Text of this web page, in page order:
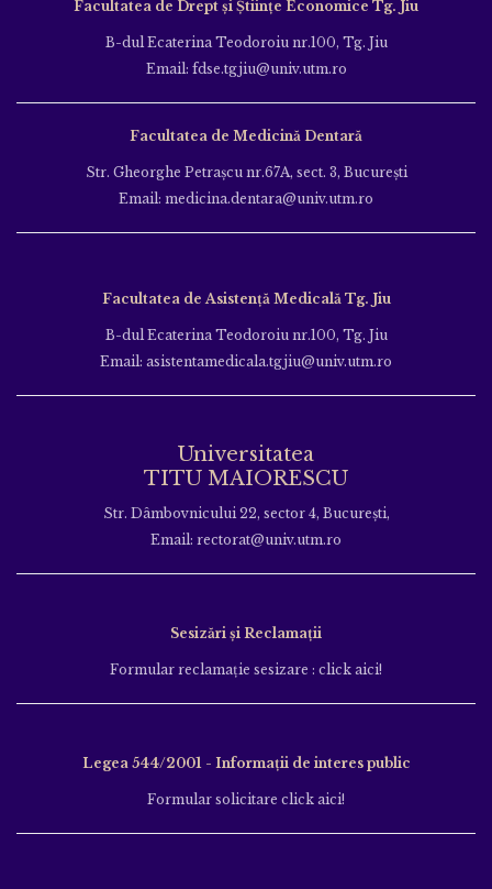
Facultatea de Drept și Științe Economice Tg. Jiu
B-dul Ecaterina Teodoroiu nr.100, Tg. Jiu
Email: fdse.tgjiu@univ.utm.ro
Facultatea de Medicină Dentară
Str. Gheorghe Petraşcu nr.67A, sect. 3, Bucureşti
Email: medicina.dentara@univ.utm.ro
Facultatea de Asistență Medicală Tg. Jiu
B-dul Ecaterina Teodoroiu nr.100, Tg. Jiu
Email: asistentamedicala.tgjiu@univ.utm.ro
Universitatea
TITU MAIORESCU
Str. Dâmbovnicului 22, sector 4, București,
Email: rectorat@univ.utm.ro
Sesizări și Reclamații
Formular reclamație sesizare : click aici!
Legea 544/2001 - Informații de interes public
Formular solicitare click aici!